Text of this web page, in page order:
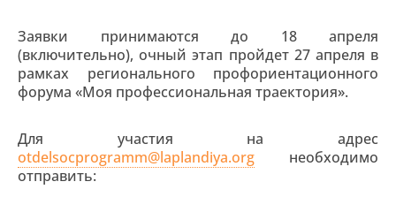
Заявки принимаются до 18 апреля
(включительно), очный этап пройдет 27 апреля в
рамках регионального профориентационного
форума «Моя профессиональная траектория».
Для участия на адрес
otdelsocprogramm@laplandiya.org необходимо
отправить: